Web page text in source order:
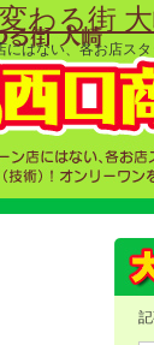
わる街
はない、各お店ス